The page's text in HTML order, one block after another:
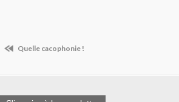
Quelle cacophonie !